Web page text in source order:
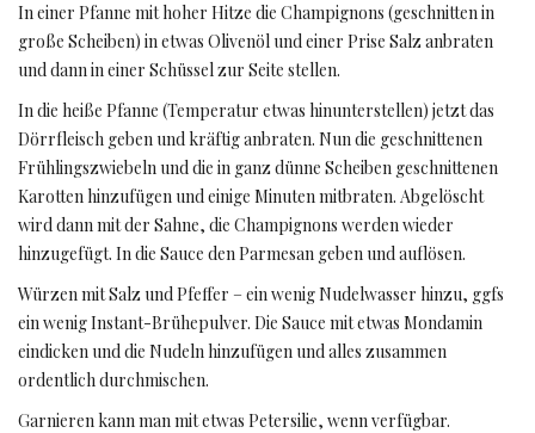
In einer Pfanne mit hoher Hitze die Champignons (geschnitten in
große Scheiben) in etwas Olivenöl und einer Prise Salz anbraten
und dann in einer Schüssel zur Seite stellen.
In die heiße Pfanne (Temperatur etwas hinunterstellen) jetzt das
Dörrfleisch geben und kräftig anbraten. Nun die geschnittenen
Frühlingszwiebeln und die in ganz dünne Scheiben geschnittenen
Karotten hinzufügen und einige Minuten mitbraten. Abgelöscht
wird dann mit der Sahne, die Champignons werden wieder
hinzugefügt. In die Sauce den Parmesan geben und auflösen.
Würzen mit Salz und Pfeffer – ein wenig Nudelwasser hinzu, ggfs
ein wenig Instant-Brühepulver. Die Sauce mit etwas Mondamin
eindicken und die Nudeln hinzufügen und alles zusammen
ordentlich durchmischen.
Garnieren kann man mit etwas Petersilie, wenn verfügbar.